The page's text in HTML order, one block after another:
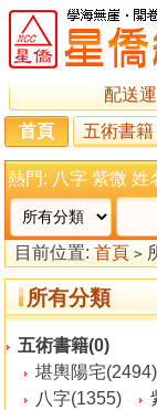
配送
首頁
五術書籍
熱門: 八字 紫微 姓
目前位置: 首頁 >
所有分類
五術書籍(0)
堪輿陽宅(2494)
八字(1355)